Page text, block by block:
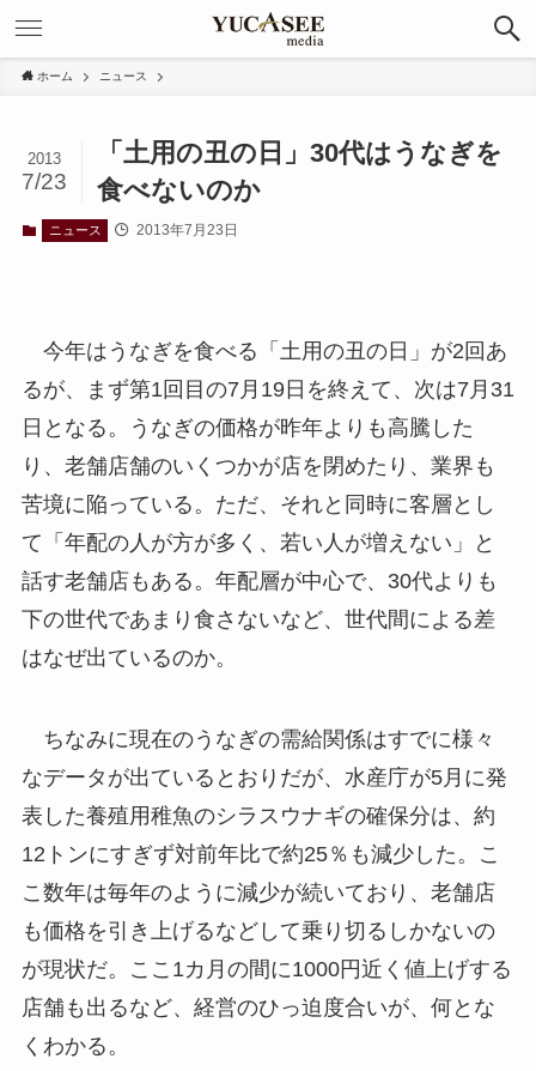
ホーム ニュース
「土用の丑の日」30代はうなぎを
食べないのか
2013
7/23
ニュース 2013年7月23日
今年はうなぎを食べる「土用の丑の日」が2回あ
るが、まず第1回目の7月19日を終えて、次は7月31
日となる。うなぎの価格が昨年よりも高騰した
り、老舗店舗のいくつかが店を閉めたり、業界も
苦境に陥っている。ただ、それと同時に客層とし
て「年配の人が方が多く、若い人が増えない」と
話す老舗店もある。年配層が中心で、30代よりも
下の世代であまり食さないなど、世代間による差
はなぜ出ているのか。
ちなみに現在のうなぎの需給関係はすでに様々
なデータが出ているとおりだが、水産庁が5月に発
表した養殖用稚魚のシラスウナギの確保分は、約
12トンにすぎず対前年比で約25％も減少した。こ
こ数年は毎年のように減少が続いており、老舗店
も価格を引き上げるなどして乗り切るしかないの
が現状だ。ここ1カ月の間に1000円近く値上げする
店舗も出るなど、経営のひっ迫度合いが、何とな
くわかる。